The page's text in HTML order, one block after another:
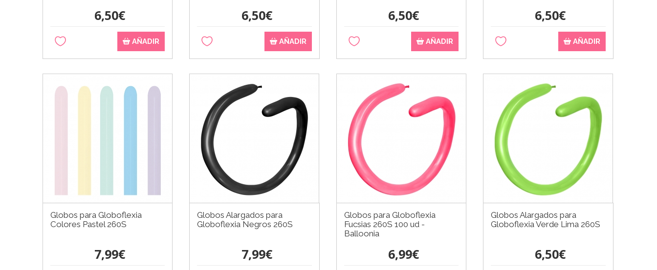
6,50€
AÑADIR
6,50€
AÑADIR
6,50€
AÑADIR
6,50€
AÑADIR
Globos para Globoflexia
Colores Pastel 260S
7,99€
Globos Alargados para
Globoflexia Negros 260S
7,99€
Globos para Globoflexia
Fucsias 260S 100 ud -
Balloonia
6,99€
Globos Alargados para
Globoflexia Verde Lima 260S
6,50€